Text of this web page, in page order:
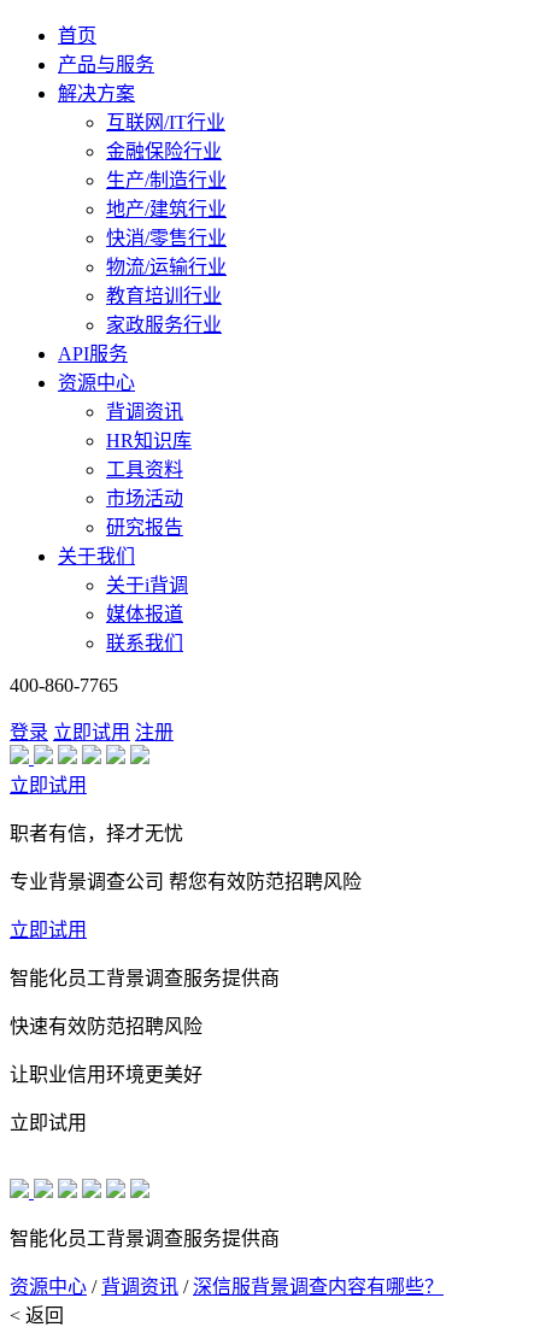
首页
产品与服务
解决方案
互联网/IT行业
金融保险行业
生产/制造行业
地产/建筑行业
快消/零售行业
物流/运输行业
教育培训行业
家政服务行业
API服务
资源中心
背调资讯
HR知识库
工具资料
市场活动
研究报告
关于我们
关于i背调
媒体报道
联系我们
400-860-7765
登录 立即试用 注册
立即试用
职者有信，择才无忧
专业背景调查公司 帮您有效防范招聘风险
立即试用
智能化员工背景调查服务提供商
快速有效防范招聘风险
让职业信用环境更美好
立即试用
智能化员工背景调查服务提供商
资源中心 / 背调资讯 /深信服背景调查内容有哪些？
< 返回